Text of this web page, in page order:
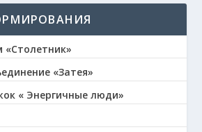
«Столетник»
«Затея»
« Энергичные люди»